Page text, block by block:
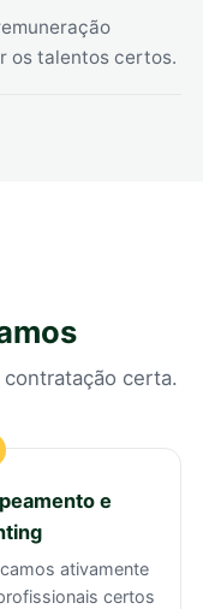
os talentos certos.
certa.
e
ativamente
certos